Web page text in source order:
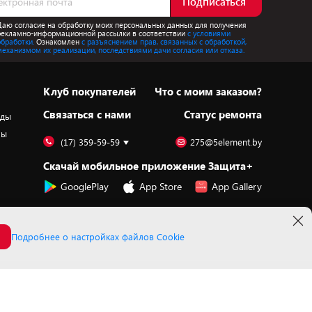
согласие на обработку моих персональных данных для получения
информационной рассылки в соответствиис условиями
Ознакомлен с разъяснением прав, связанных с обработкой,
их реализации, последствиями дачи согласия или отказа.
Клуб покупателей
Cвязаться с нами
Что с моим заказом?
Статус ремонта
(17) 359-59-59 275@5element.by
Скачай мобильное приложение Защита+
GooglePlay App Store App Gallery
Подробнее о настройках файлов Cookie